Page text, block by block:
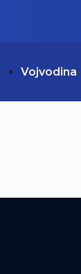
Vojvodina